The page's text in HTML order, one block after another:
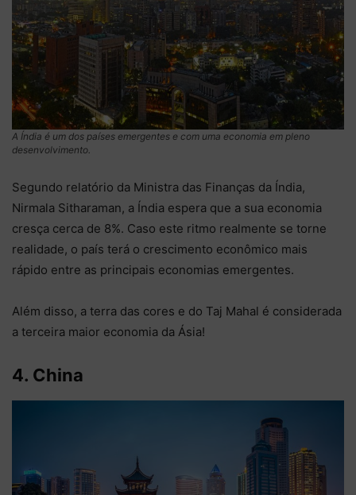
A Índia é um dos países emergentes e com uma economia em pleno
desenvolvimento.
Segundo relatório da Ministra das Finanças da Índia,
Nirmala Sitharaman, a Índia espera que a sua economia
cresça cerca de 8%. Caso este ritmo realmente se torne
realidade, o país terá o crescimento econômico mais
rápido entre as principais economias emergentes.
Além disso, a terra das cores e do Taj Mahal é considerada
a terceira maior economia da Ásia!
4. China